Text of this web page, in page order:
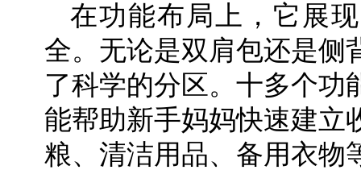
在功能布局上，它展
全。无论是双肩包还是侧
了科学的分区。十多个功
能帮助新手妈妈快速建立
粮、清洁用品、备用衣物